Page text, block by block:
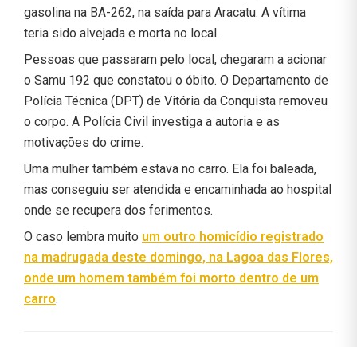
gasolina na BA-262, na saída para Aracatu. A vítima
teria sido alvejada e morta no local.
Pessoas que passaram pelo local, chegaram a acionar
o Samu 192 que constatou o óbito. O Departamento de
Polícia Técnica (DPT) de Vitória da Conquista removeu
o corpo. A Polícia Civil investiga a autoria e as
motivações do crime.
Uma mulher também estava no carro. Ela foi baleada,
mas conseguiu ser atendida e encaminhada ao hospital
onde se recupera dos ferimentos.
O caso lembra muito um outro homicídio registrado
na madrugada deste domingo, na Lagoa das Flores,
onde um homem também foi morto dentro de um
carro.